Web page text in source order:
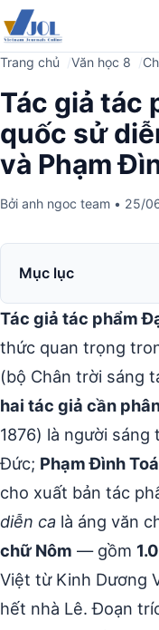
Trang chủ Văn học 8
Tác giả tác
quốc sử
và Phạm
Bởi anh ngoc team • 25/
Mục lục
Tác giả tác phẩm
thức quan trọng
(bộ Chân trời sáng
hai tác giả cần
1876) là người
Đức; Phạm Đình
cho xuất bản tác
diễn ca là áng văn
chữ Nôm — gồm
Việt từ Kinh Dương
hết nhà Lê. Đoạn